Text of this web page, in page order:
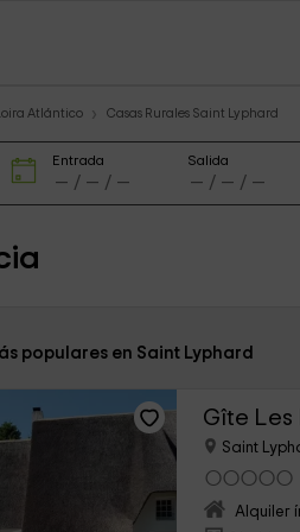
Atlántico Casas Rurales Saint Lyphard
Entrada Salida
populares en Saint Lyphard
Gîte Les
Saint
Alquiler